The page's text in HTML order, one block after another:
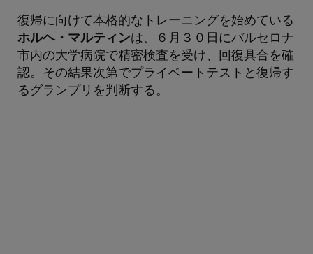
復帰に向けて本格的なトレーニングを始めている
ホルヘ・マルティンは、６月３０日にバルセロナ
市内の大学病院で精密検査を受け、回復具合を確
認。その結果次第でプライベートテストと復帰す
るグランプリを判断する。